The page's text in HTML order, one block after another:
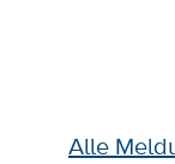
Alle